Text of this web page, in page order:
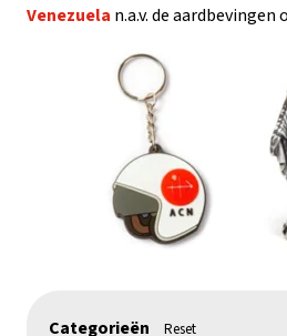
Venezuela n.a.v. de aardbevingen
Categorieën Reset